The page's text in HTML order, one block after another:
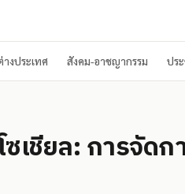
างประเทศ สังคม-อาชญากรรม ปร
ชียล: การจัดก